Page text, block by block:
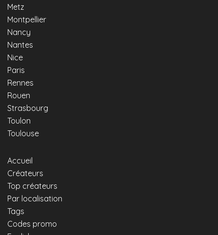
Metz
Montpellier
Nancy
Nantes
Nice
Paris
Rennes
Rouen
Strasbourg
Toulon
Toulouse
Accueil
Créateurs
Top créateurs
Par localisation
Tags
Codes promo